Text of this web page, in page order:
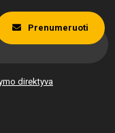
direktyva
Prenumeruoti